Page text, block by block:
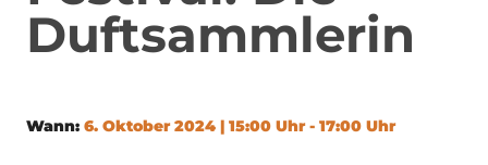
Duftsammlerin
Wann: 6. Oktober 2024 | 15:00 Uhr - 17:00 Uhr